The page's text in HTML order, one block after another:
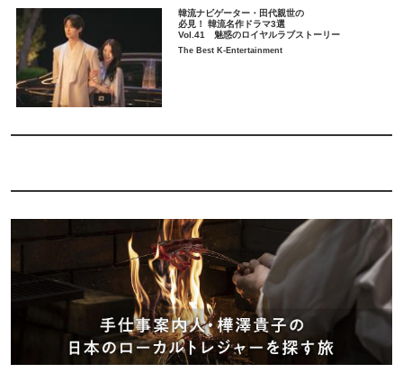
韓流ナビゲーター・田代親世の
必見！ 韓流名作ドラマ3選
Vol.41 魅惑のロイヤルラブストーリー
The Best K-Entertainment